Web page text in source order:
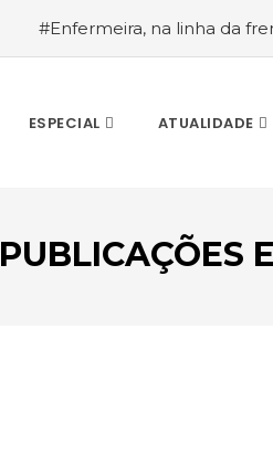
#Enfermeira, na linha da
ESPECIAL ATUALIDADE
PUBLICAÇÕES